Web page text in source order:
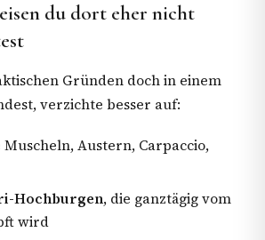
du dort eher nicht
Gründen doch in einem
verzichte besser auf:
Muscheln, Austern, Carpaccio,
Hochburgen, die ganztägig vom
wird